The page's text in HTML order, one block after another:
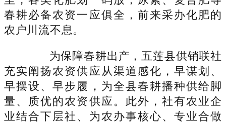
春耕必备农资一应俱全，前来采办化肥的
农户川流不息。
为保障春耕出产，五莲县供销联社
充实阐扬农资供应从渠道感化，早谋划、
早摆设、早步履，为全县春耕播种供给脚
量、质优的农资供应。此外，社有农业企
业结合下层社、为农办事核心、专业合做